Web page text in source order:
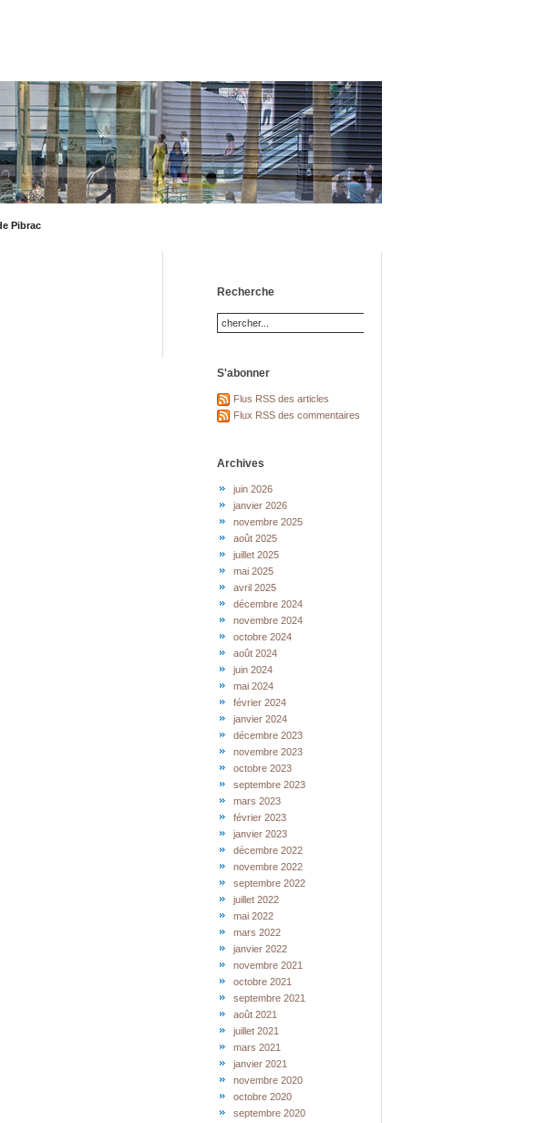
Pibrac
Recherche
S'abonner
Flus RSS des articles
Flux RSS des commentaires
Archives
juin 2026
janvier 2026
novembre 2025
août 2025
juillet 2025
mai 2025
avril 2025
décembre 2024
novembre 2024
octobre 2024
août 2024
juin 2024
mai 2024
février 2024
janvier 2024
décembre 2023
novembre 2023
octobre 2023
septembre 2023
mars 2023
février 2023
janvier 2023
décembre 2022
novembre 2022
septembre 2022
juillet 2022
mai 2022
mars 2022
janvier 2022
novembre 2021
octobre 2021
septembre 2021
août 2021
juillet 2021
mars 2021
janvier 2021
novembre 2020
octobre 2020
septembre 2020